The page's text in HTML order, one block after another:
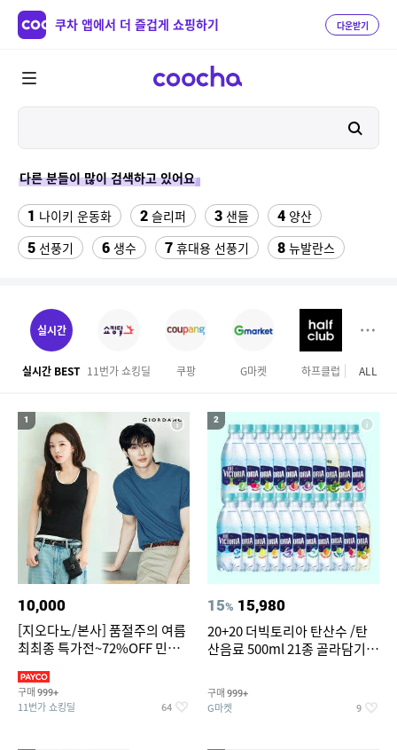
쿠차 앱에서 더 즐겁게 쇼핑하기 다운받기
다른 분들이 많이 검색하고 있어요
1 나이키 운동화 2 슬리퍼 3 샌들 4 양산
5 선풍기 6 생수 7 휴대용 선풍기 8 뉴발란스
12 라인댄스옷 여성실내수영복
15 싼미니인형뽑기기계
17 수향미쌀10kg특등급 18
bmw z4 실내등 조던슬링백
ALL
실시간
실시간 BEST 11번가 쇼킹딜 쿠팡 G마켓 하프클럽 하이
1
10,000
[지오다노/본사] 품절주의 여름
최최종 특가전~72%OFF 민소
구매 999+
11번가 쇼킹딜 64
2
15% 15,980
20+20 더빅토리아 탄산수 /탄
산음료 500ml 21종 골라담기
구매 999+
G마켓 9